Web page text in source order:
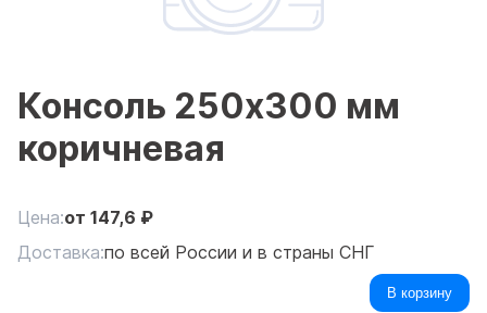
Консоль 250x300 мм
коричневая
Цена:от 147,6 ₽
Доставка:по всей России и в страны СНГ
В корзину